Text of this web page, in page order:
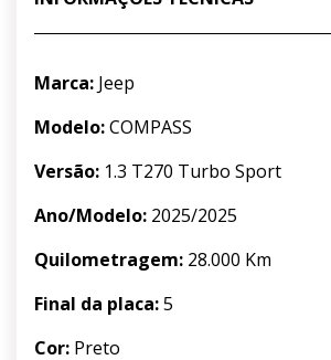
Marca: Jeep
Modelo:COMPASS
Versão: 1.3 T270 Turbo Sport
Ano/Modelo: 2025/2025
Quilometragem: 28.000 Km
Final da placa:5
Cor: Preto